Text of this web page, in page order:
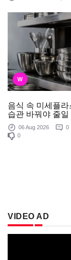
W
음식 속 미세플
습관 바꿔야 줄일
06 Aug 2026
0
VIDEO AD